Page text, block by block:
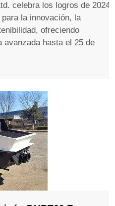
celebra los logros de 2024,
la innovación, la
ofreciendo
avanzada hasta el 25 de